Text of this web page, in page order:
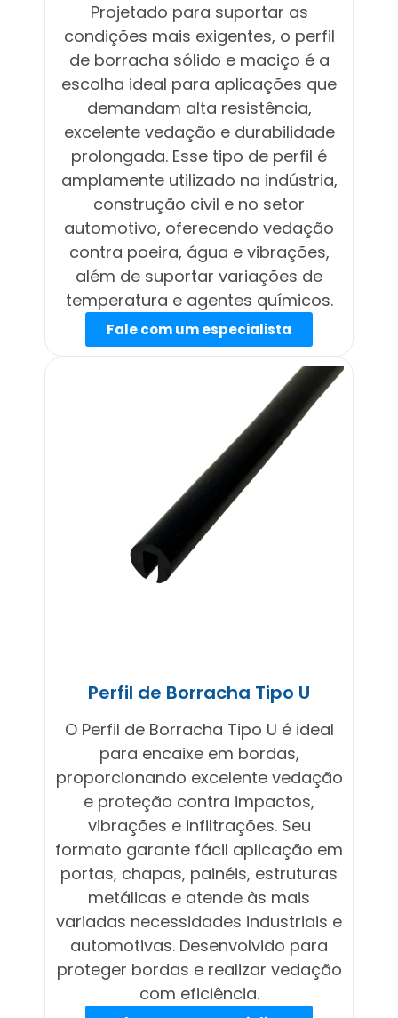
Projetado para suportar as
condições mais exigentes, o perfil
de borracha sólido e maciço é a
escolha ideal para aplicações que
demandam alta resistência,
excelente vedação e durabilidade
prolongada. Esse tipo de perfil é
amplamente utilizado na indústria,
construção civil e no setor
automotivo, oferecendo vedação
contra poeira, água e vibrações,
além de suportar variações de
temperatura e agentes químicos.
Fale com um especialista
Perfil de Borracha Tipo U
O Perfil de Borracha Tipo U é ideal
para encaixe em bordas,
proporcionando excelente vedação
e proteção contra impactos,
vibrações e infiltrações. Seu
formato garante fácil aplicação em
portas, chapas, painéis, estruturas
metálicas e atende às mais
variadas necessidades industriais e
automotivas. Desenvolvido para
proteger bordas e realizar vedação
com eficiência.